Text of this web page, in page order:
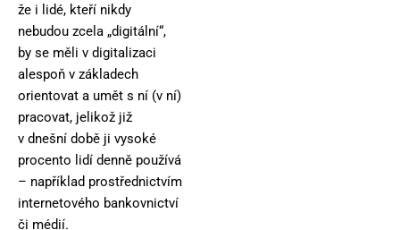
že i lidé, kteří nikdy
nebudou zcela „digitální“,
by se měli v digitalizaci
alespoň v základech
orientovat a umět s ní (v ní)
pracovat, jelikož již
v dnešní době ji vysoké
procento lidí denně používá
– například prostřednictvím
internetového bankovnictví
či médií.